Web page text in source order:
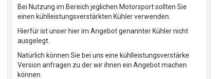
Bei Nutzung im Bereich jeglichen Motorsport sollten Sie
einen kühlleistungsverstärkten Kühler verwenden.
Hierfür ist unser hier im Angebot genannter Kühler nicht
ausgelegt.
Natürlich können Sie bei uns eine kühlleistungsverstärke
Version anfragen zu der wir ihnen ein Angebot machen
können.